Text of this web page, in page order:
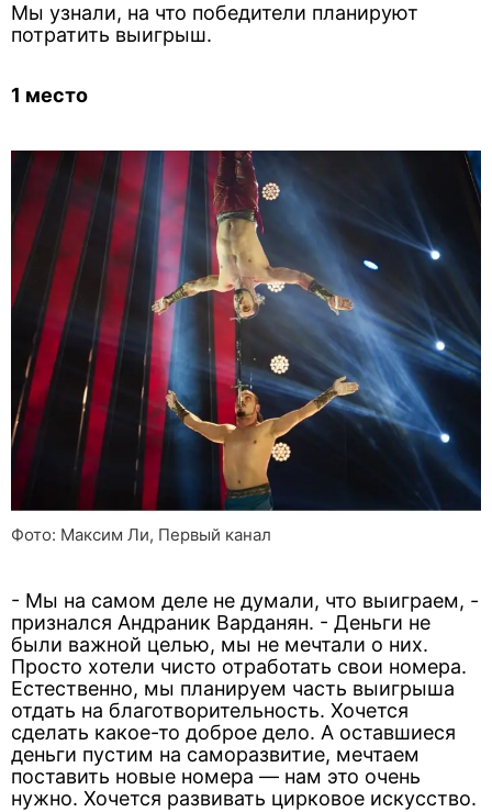
Мы узнали, на что победители планируют
потратить выигрыш.
1 место
Фото: Максим Ли, Первый канал
- Мы на самом деле не думали, что выиграем, -
признался Андраник Варданян. - Деньги не
были важной целью, мы не мечтали о них.
Просто хотели чисто отработать свои номера.
Естественно, мы планируем часть выигрыша
отдать на благотворительность. Хочется
сделать какое-то доброе дело. А оставшиеся
деньги пустим на саморазвитие, мечтаем
поставить новые номера — нам это очень
нужно. Хочется развивать цирковое искусство.